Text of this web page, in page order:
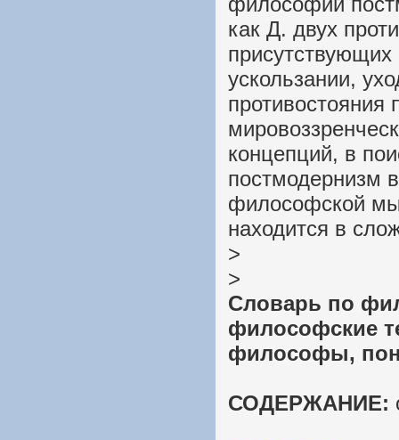
как Д. двух
ускользании,
противостояния
концепций, в
постмодернизм
философской
находится в
>
>
Словарь по
философские
философы,
СОДЕРЖАНИЕ: